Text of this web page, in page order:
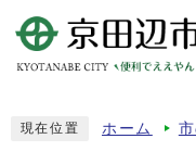
現在位置 ホーム